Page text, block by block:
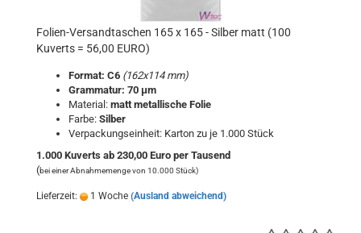
Folien-Versandtaschen 165 x 165 - Silber matt (100
Kuverts = 56,00 EURO)
Format: C6 (162x114 mm)
Grammatur: 70 μm
Material: matt metallische Folie
Farbe: Silber
Verpackungseinheit: Karton zu je 1.000 Stück
1.000 Kuverts ab 230,00 Euro per Tausend
(bei einer Abnahmemenge von 10.000 Stück)
Lieferzeit: 1 Woche (Ausland abweichend)